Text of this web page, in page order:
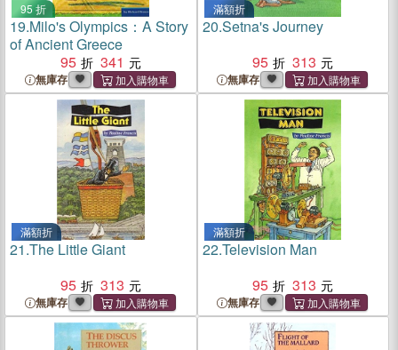
95 折
19.Milo's Olympics：A Story
of Ancient Greece
95
341
無庫存
滿額折
20.Setna's Journey
95
313
無庫存
滿額折
21.The Little Giant
95
313
無庫存
滿額折
22.Television Man
95
313
無庫存